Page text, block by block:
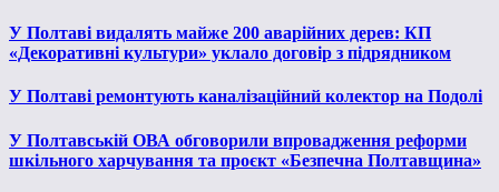
У Полтаві видалять майже 200 аварійних дерев: КП
«Декоративні культури» уклало договір з підрядником
У Полтаві ремонтують каналізаційний колектор на Подолі
У Полтавській ОВА обговорили впровадження реформи
шкільного харчування та проєкт «Безпечна Полтавщина»